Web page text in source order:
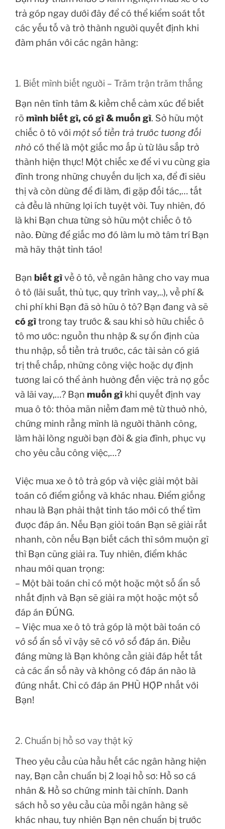
trả góp ngay dưới đây để có thể kiểm soát tốt
các yếu tố và trở thành người quyết định khi
đàm phán với các ngân hàng:
1. Biết mình biết người – Trăm trận trăm thắng
Bạn nên tĩnh tâm & kiềm chế cảm xúc để biết
rõ mình biết gì, có gì & muốn gì. Sở hữu một
chiếc ô tô với một số tiền trả trước tương đối
nhỏ có thể là một giấc mơ ấp ủ từ lâu sắp trở
thành hiện thực! Một chiếc xe để vi vu cùng gia
đình trong những chuyến du lịch xa, để đi siêu
thị và còn dùng để đi làm, đi gặp đối tác,… tất
cả đều là những lợi ích tuyệt vời. Tuy nhiên, đó
là khi Bạn chưa từng sở hữu một chiếc ô tô
nào. Đừng để giấc mơ đó làm lu mờ tâm trí Bạn
mà hãy thật tỉnh táo!
Bạn biết gìvề ô tô, về ngân hàng cho vay mua
ô tô (lãi suất, thủ tục, quy trình vay,..), về phí &
chi phí khi Bạn đã sở hữu ô tô? Bạn đang và sẽ
có gìtrong tay trước & sau khi sở hữu chiếc ô
tô mơ ước: nguồn thu nhập & sự ổn định của
thu nhập, số tiền trả trước, các tài sản có giá
trị thế chấp, những công việc hoặc dự định
tương lai có thể ảnh hưởng đến việc trả nợ gốc
và lãi vay,…? Bạn muốn gì khi quyết định vay
mua ô tô: thỏa mãn niềm đam mê từ thuở nhỏ,
chứng minh rằng mình là người thành công,
làm hài lòng người bạn đời & gia đình, phục vụ
cho yêu cầu công việc,…?
Việc mua xe ô tô trả góp và việc giải một bài
toán có điểm giống và khác nhau. Điểm giống
nhau là Bạn phải thật tỉnh táo mới có thể tìm
được đáp án. Nếu Bạn giỏi toán Bạn sẽ giải rất
nhanh, còn nếu Bạn biết cách thì sớm muộn gì
thì Bạn cũng giải ra. Tuy nhiên, điểm khác
nhau mới quan trọng:
– Một bài toán chỉ có một hoặc một số ẩn số
nhất định và Bạn sẽ giải ra một hoặc một số
đáp án ĐÚNG.
– Việc mua xe ô tô trả góp là một bài toán có
vô số ẩn số vì vậy sẽ có vô số đáp án. Điều
đáng mừng là Bạn không cần giải đáp hết tất
cả các ẩn số này và không có đáp án nào là
đúng nhất. Chỉ có đáp án PHÙ HỢP nhất với
Bạn!
2. Chuẩn bị hồ sơ vay thật kỹ
Theo yêu cầu của hầu hết các ngân hàng hiện
nay, Bạn cần chuẩn bị 2 loại hồ sơ: Hồ sơ cá
nhân & Hồ sơ chứng minh tài chính. Danh
sách hồ sơ yêu cầu của mỗi ngân hàng sẽ
khác nhau, tuy nhiên Bạn nên chuẩn bị trước